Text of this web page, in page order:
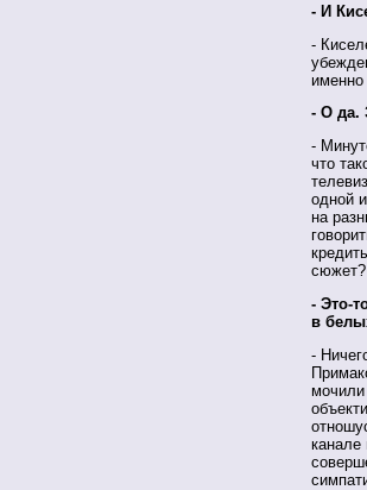
- И
-
именно
- О да.
-
что
одной
на
сюжет?
- Это-
в
-
канале